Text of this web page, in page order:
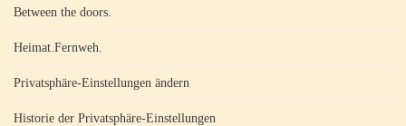
Between the doors.
Heimat.Fernweh.
Privatsphäre-Einstellungen ändern
Historie der Privatsphäre-Einstellungen